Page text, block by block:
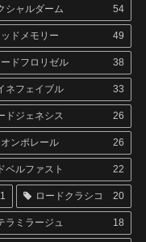
シャルダーム 54
ドメモリー 49
ードフロリゼル 38
ネフェイブル 33
ドジェネシス 26
ンポレール 26
ベルファスト 22
ロードクラシコ 20
ラミラージュ 18